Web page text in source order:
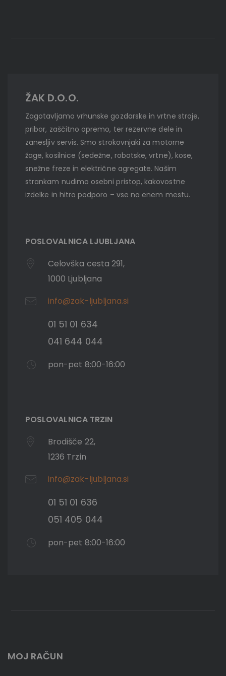
ŽAK D.O.O.
Zagotavljamo vrhunske gozdarske in vrtne stroje,
pribor, zaščitno opremo, ter rezervne dele in
zanesljiv servis. Smo strokovnjaki za motorne
žage, kosilnice (sedežne, robotske, vrtne), kose,
snežne freze in električne agregate. Našim
strankam nudimo osebni pristop, kakovostne
izdelke in hitro podporo – vse na enem mestu.
POSLOVALNICA LJUBLJANA
Celovška cesta 291,
1000 Ljubljana
info@zak-ljubljana.si
01 51 01 634
041 644 044
pon-pet 8:00-16:00
POSLOVALNICA TRZIN
Brodišče 22,
1236 Trzin
info@zak-ljubljana.si
01 51 01 636
051 405 044
pon-pet 8:00-16:00
MOJ RAČUN